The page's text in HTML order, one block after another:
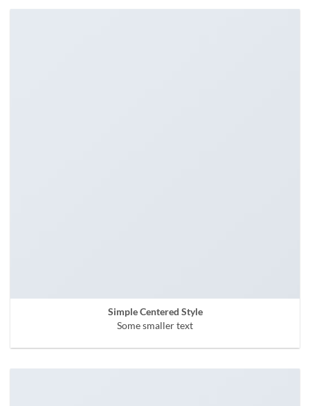
Simple Centered Style
Some smaller text